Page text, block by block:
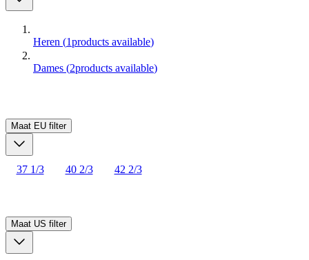
Heren (1products available)
Dames (2products available)
Maat EU filter
37 1/3 40 2/3 42 2/3
Maat US filter